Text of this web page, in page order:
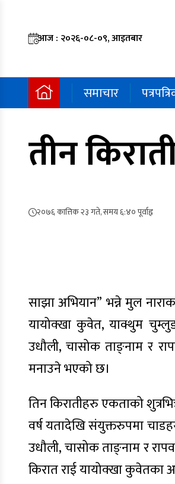
आज : २०२६-०८-०९, आइतबार
समाचार
तीन
२०७६ कात्तिक २३ गते, समय ६:४० पूर्वाह्न
साझा अभियान” भन्ने मुल
यायोक्खा कुवेत, याक्थुम
उधौली, चासोक ताङ्नाम र
मनाउने भएको छ।
तिन किरातीहरु एकताको
वर्ष यतादेखि संयुक्तरुपमा
उधौली, चासोक ताङ्नाम र
किरात राई यायोक्खा कुवेतका